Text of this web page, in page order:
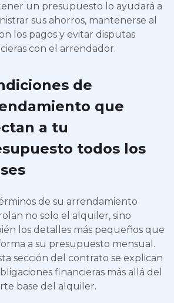
un presupuesto lo ayudará a
sus ahorros, mantenerse al
los pagos y evitar disputas
con el arrendador.
de
que
a tu
todos los
de su arrendamiento
no solo el alquiler, sino
los detalles más pequeños que
a su presupuesto mensual.
sección del contrato se explican
financieras más allá del
base del alquiler.